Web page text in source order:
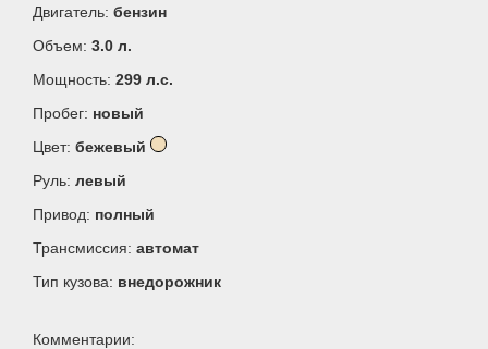
Двигатель: бензин
Объем: 3.0 л.
Мощность: 299 л.c.
Пробег: новый
Цвет: бежевый
Руль: левый
Привод: полный
Трансмиссия: автомат
Тип кузова: внедорожник
Комментарии: